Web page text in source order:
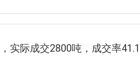
，实际成交2800吨，成交率